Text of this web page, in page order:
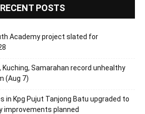
RECENT POSTS
Academy project slated for
Kuching, Samarahan record unhealthy
(Aug 7)
in Kpg Pujut Tanjong Batu upgraded to
improvements planned